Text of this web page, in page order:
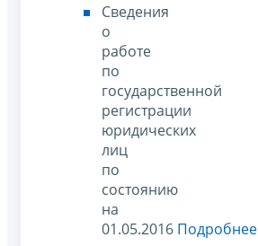
Сведения
о
работе
по
государственной
регистрации
юридических
лиц
по
состоянию
на
01.05.2016 Подробнее